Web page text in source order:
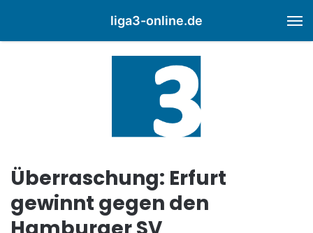
liga3-online.de
Überraschung: Erfurt
gewinnt gegen den